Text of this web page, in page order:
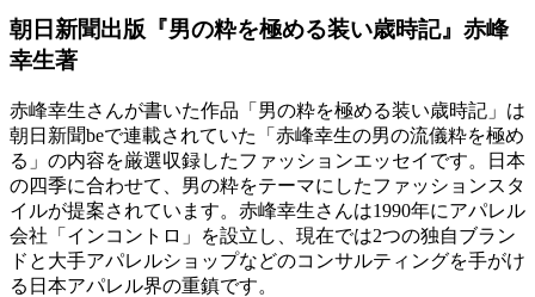
朝日新聞出版『男の粋を極める装い歳時記』赤峰
幸生著
赤峰幸生さんが書いた作品「男の粋を極める装い歳時記」は
朝日新聞beで連載されていた「赤峰幸生の男の流儀粋を極め
る」の内容を厳選収録したファッションエッセイです。日本
の四季に合わせて、男の粋をテーマにしたファッションスタ
イルが提案されています。赤峰幸生さんは1990年にアパレル
会社「インコントロ」を設立し、現在では2つの独自ブラン
ドと大手アパレルショップなどのコンサルティングを手がけ
る日本アパレル界の重鎮です。